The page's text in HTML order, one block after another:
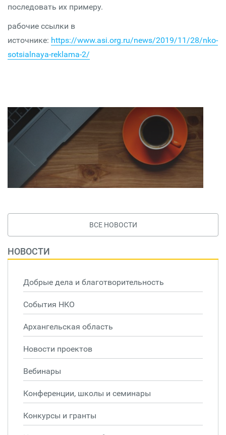
последовать их примеру.
рабочие ссылки в
источнике: https://www.asi.org.ru/news/2019/11/28/nko-
sotsialnaya-reklama-2/
ВСЕ НОВОСТИ
НОВОСТИ
Добрые дела и благотворительность
События НКО
Архангельская область
Новости проектов
Вебинары
Конференции, школы и семинары
Конкурсы и гранты